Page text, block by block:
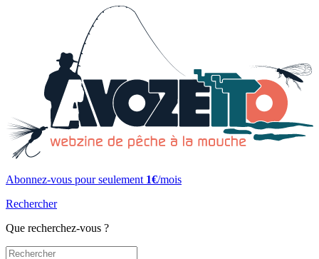
Abonnez-vous pour seulement 1€/mois
Rechercher
Que recherchez-vous ?